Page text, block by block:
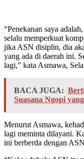
“Penekanan saya
selalu memperkuat
jika ASN disiplin, dia
yang ada di daerah ini.
lagi,” kata Asmawa,
BACA JUGA:
Suasana Ngopi
Menurut Asmawa,
lagi meminta dilayani.
ini berberda dengan